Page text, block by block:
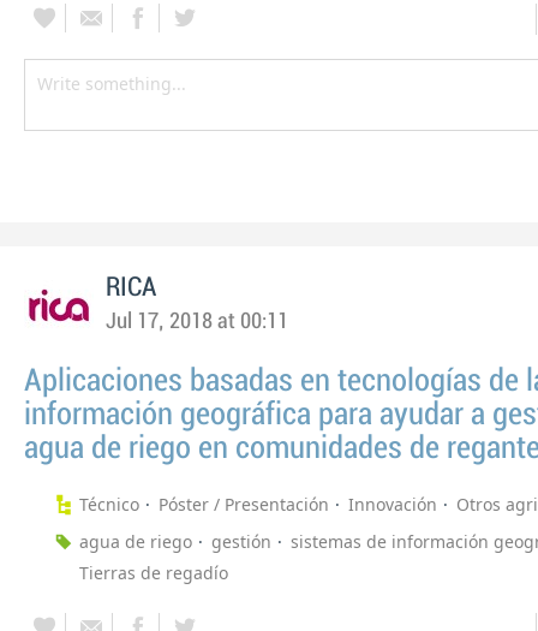
RICA
Jul 17, 2018 at 00:11
Aplicaciones basadas en tecnologías de
información geográfica para ayudar a
agua de riego en comunidades de
Técnico Póster / Presentación Innovación
Otros
agua de riego
gestión
sistemas de información
Tierras de regadío